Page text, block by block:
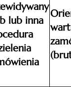
lub inna